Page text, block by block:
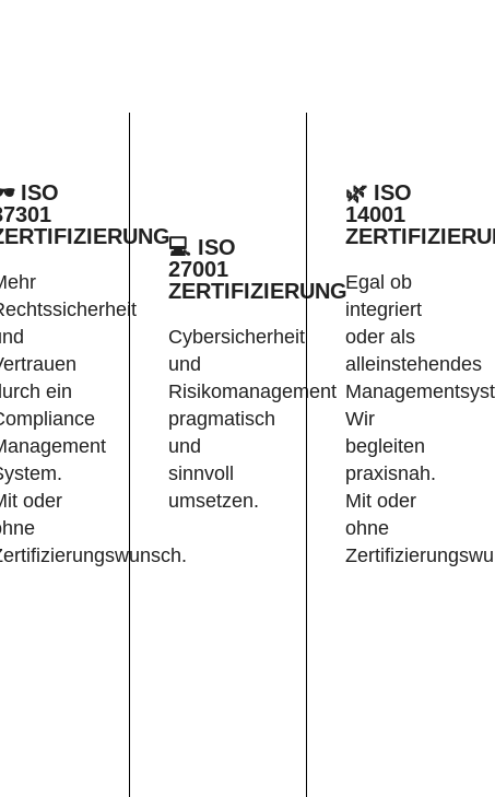
ISO
ein
oder
💻 ISO
27001
ZERTIFIZIERUNG
Cybersicherheit
und
Risikomanagement
pragmatisch
und
sinnvoll
umsetzen.
🌿 ISO
14001
Egal ob
integriert
oder als
alleinstehendes
Wir
begleiten
praxisnah.
Mit oder
ohne